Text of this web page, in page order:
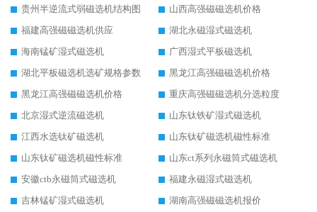
贵州半逆流式弱磁选机结构图
山西高强磁磁选机价格
福建高强磁磁选机供应
湖北永磁湿式磁选机
海南锰矿湿式磁选机
广西湿式平板磁选机
湖北平板磁选机选矿规格参数
黑龙江高强磁磁选机价格
黑龙江高强磁磁选机价格
重庆高强磁磁选机分选粒度
北京湿式逆流磁选机
山东钛铁矿湿式磁选机
江西水选钛矿磁选机
山东钛矿磁选机磁性标准
山东钛矿磁选机磁性标准
山东ct系列永磁筒式磁选机
安徽ctb永磁筒式磁选机
福建永磁湿式磁选机
吉林锰矿湿式磁选机
湖南高强磁磁选机报价